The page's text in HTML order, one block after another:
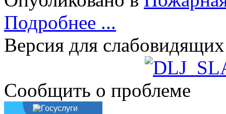
Подробнее ...
Версия для слабовидящих
Сообщить о проблеме